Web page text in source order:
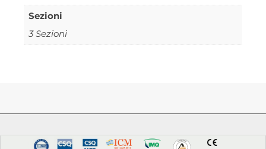
Sezioni
3 Sezioni